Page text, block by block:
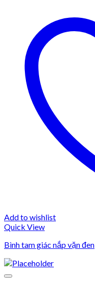
Add to wishlist
Quick View
Bình tam giác nắp vặn đen